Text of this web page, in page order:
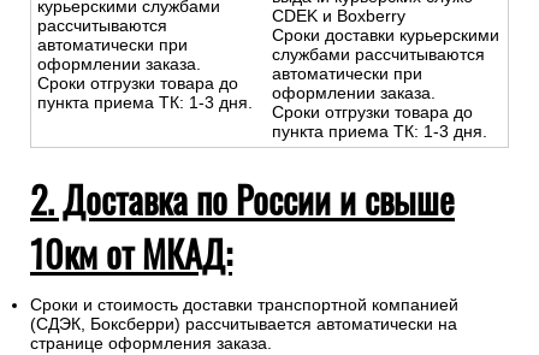
курьерскими службами
рассчитываются
автоматически при
оформлении заказа.
Сроки отгрузки товара до
пункта приема ТК: 1-3 дня.
CDEK и Boxberry
Сроки доставки курьерскими
службами рассчитываются
автоматически при
оформлении заказа.
Сроки отгрузки товара до
пункта приема ТК: 1-3 дня.
2. Доставка по России и свыше
10км от МКАД:
Сроки и стоимость доставки транспортной компанией
(СДЭК, Боксберри) рассчитывается автоматически на
странице оформления заказа.